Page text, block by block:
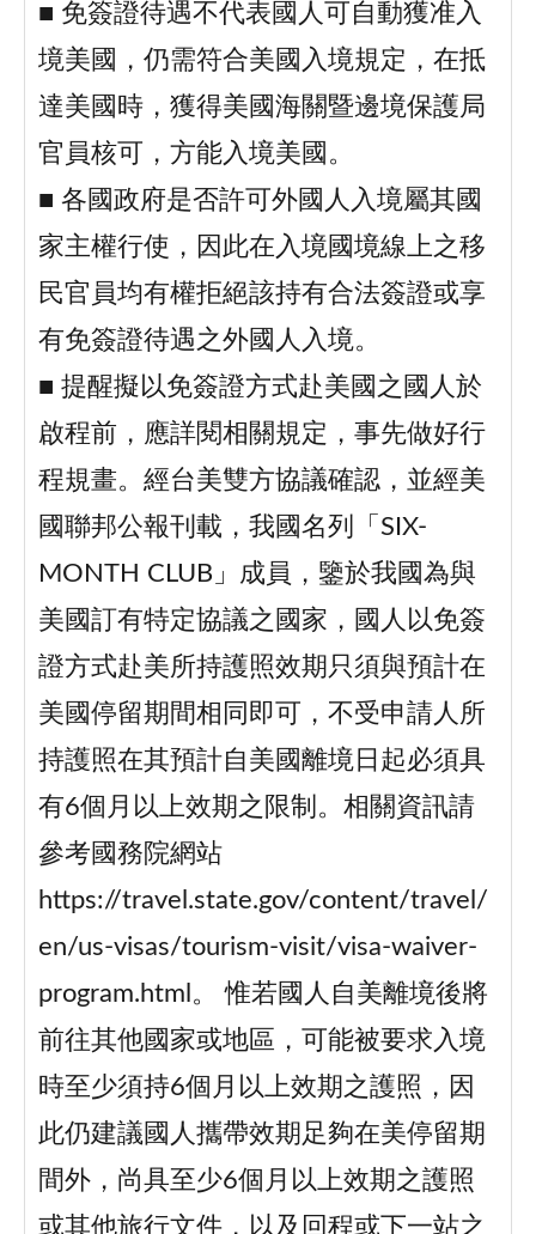
■ 免簽證待遇不代表國人可自動獲准入
境美國，仍需符合美國入境規定，在抵
達美國時，獲得美國海關暨邊境保護局
官員核可，方能入境美國。
■ 各國政府是否許可外國人入境屬其國
家主權行使，因此在入境國境線上之移
民官員均有權拒絕該持有合法簽證或享
有免簽證待遇之外國人入境。
■ 提醒擬以免簽證方式赴美國之國人於
啟程前，應詳閱相關規定，事先做好行
程規畫。經台美雙方協議確認，並經美
國聯邦公報刊載，我國名列「SIX-
MONTH CLUB」成員，鑒於我國為與
美國訂有特定協議之國家，國人以免簽
證方式赴美所持護照效期只須與預計在
美國停留期間相同即可，不受申請人所
持護照在其預計自美國離境日起必須具
有6個月以上效期之限制。相關資訊請
參考國務院網站
https://travel.state.gov/content/travel/
en/us-visas/tourism-visit/visa-waiver-
program.html。 惟若國人自美離境後將
前往其他國家或地區，可能被要求入境
時至少須持6個月以上效期之護照，因
此仍建議國人攜帶效期足夠在美停留期
間外，尚具至少6個月以上效期之護照
或其他旅行文件，以及回程或下一站之